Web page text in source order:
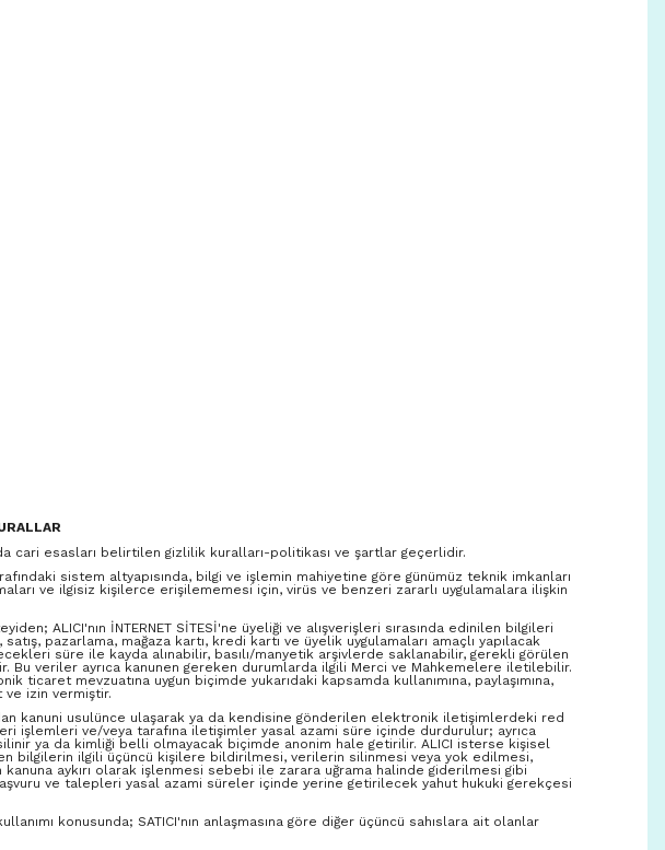
cari esasları belirtilen gizlilik kuralları-politikası ve şartlar geçerlidir.
sistem altyapısında, bilgi ve işlemin mahiyetine göre günümüz teknik imkanları
ve ilgisiz kişilerce erişilememesi için, virüs ve benzeri zararlı uygulamalara ilişkin
ALICI'nın İNTERNET SİTESİ'ne üyeliği ve alışverişleri sırasında edinilen bilgileri
pazarlama, mağaza kartı, kredi kartı ve üyelik uygulamaları amaçlı yapılacak
süre ile kayda alınabilir, basılı/manyetik arşivlerde saklanabilir, gerekli görülen
veriler ayrıca kanunen gereken durumlarda ilgili Merci ve Mahkemelere iletilebilir.
mevzuatına uygun biçimde yukarıdaki kapsamda kullanımına, paylaşımına,
izin vermiştir.
kanuni usulünce ulaşarak ya da kendisine gönderilen elektronik iletişimlerdeki red
işlemleri ve/veya tarafına iletişimler yasal azami süre içinde durdurulur; ayrıca
ya da kimliği belli olmayacak biçimde anonim hale getirilir. ALICI isterse kişisel
bilgilerin ilgili üçüncü kişilere bildirilmesi, verilerin silinmesi veya yok edilmesi,
aykırı olarak işlenmesi sebebi ile zarara uğrama halinde giderilmesi gibi
ve talepleri yasal azami süreler içinde yerine getirilecek yahut hukuki gerekçesi
konusunda; SATICI'nın anlaşmasına göre diğer üçüncü sahıslara ait olanlar